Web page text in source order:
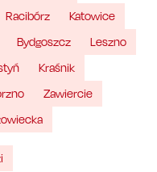
Racibórz
Katowice
Bydgoszcz
Leszno
Kraśnik
Zawiercie